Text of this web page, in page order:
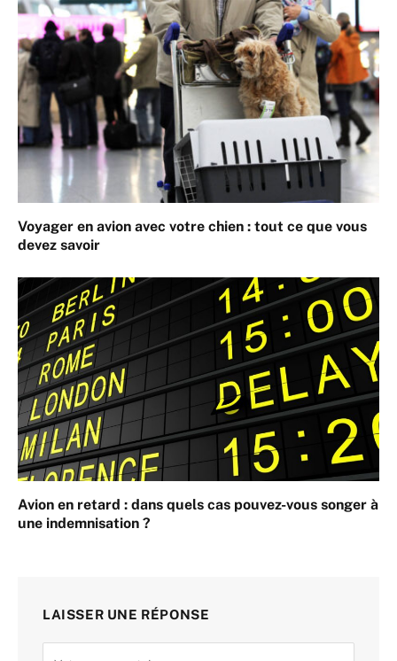
Voyager en avion avec votre chien : tout ce que vous
devez savoir
Avion en retard : dans quels cas pouvez-vous songer à
une indemnisation ?
LAISSER UNE RÉPONSE